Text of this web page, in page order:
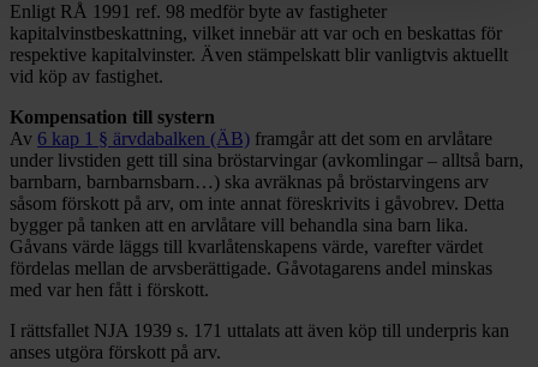
Enligt RÅ 1991 ref. 98 medför byte av fastigheter
kapitalvinstbeskattning, vilket innebär att var och en beskattas för
respektive kapitalvinster. Även stämpelskatt blir vanligtvis aktuellt
vid köp av fastighet.
Kompensation till systern
Av 6 kap 1 § ärvdabalken (ÄB) framgår att det som en arvlåtare
under livstiden gett till sina bröstarvingar (avkomlingar – alltså barn,
barnbarn, barnbarnsbarn…) ska avräknas på bröstarvingens arv
såsom förskott på arv, om inte annat föreskrivits i gåvobrev. Detta
bygger på tanken att en arvlåtare vill behandla sina barn lika.
Gåvans värde läggs till kvarlåtenskapens värde, varefter värdet
fördelas mellan de arvsberättigade. Gåvotagarens andel minskas
med var hen fått i förskott.
I rättsfallet NJA 1939 s. 171 uttalats att även köp till underpris kan
anses utgöra förskott på arv.